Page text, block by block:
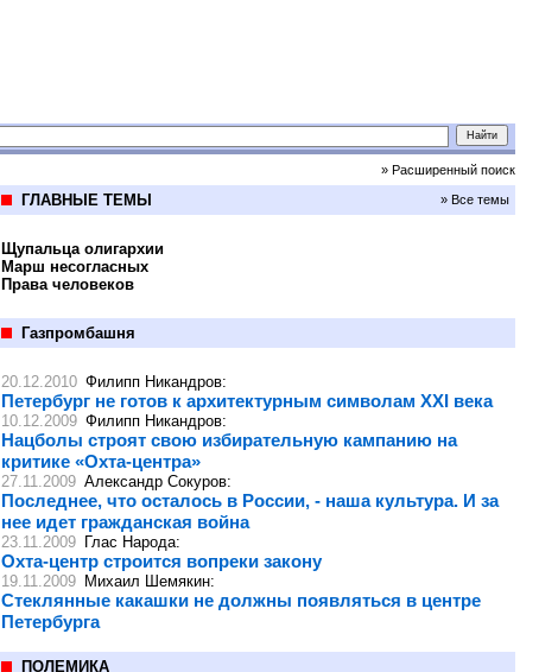
» Расширенный поиск
ГЛАВНЫЕ ТЕМЫ » Все темы
Щупальца олигархии
Марш несогласных
Права человеков
Газпромбашня
20.12.2010 Филипп Никандров:
Петербург не готов к архитектурным символам XXI века
10.12.2009 Филипп Никандров:
Нацболы строят свою избирательную кампанию на
критике «Охта-центра»
27.11.2009 Александр Сокуров:
Последнее, что осталось в России, - наша культура. И за
нее идет гражданская война
23.11.2009 Глас Народа:
Охта-центр строится вопреки закону
19.11.2009 Михаил Шемякин:
Стеклянные какашки не должны появляться в центре
Петербурга
ПОЛЕМИКА